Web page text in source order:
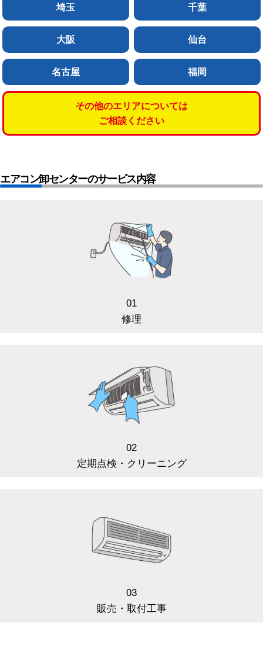
埼玉 千葉
大阪 仙台
名古屋 福岡
その他のエリアについては
ご相談ください
エアコン卸センターのサービス内容
01
修理
02
定期点検・クリーニング
03
販売・取付工事